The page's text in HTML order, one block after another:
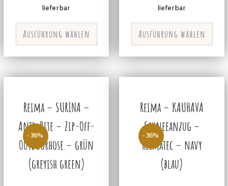
lieferbar
Ausführung wählen
lieferbar
Ausführung wählen
-36%
Reima – SURINA –
Anti-Bite – Zip-Off-
Outdoorhose – grün
(greyish green)
-36%
Reima – KAUHAVA
Schneeanzug –
Reimatec – navy
(blau)